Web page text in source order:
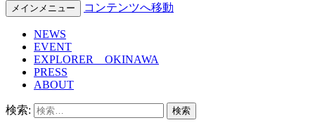
メインメニュー コンテンツへ移動
NEWS
EVENT
EXPLORER OKINAWA
PRESS
ABOUT
検索: